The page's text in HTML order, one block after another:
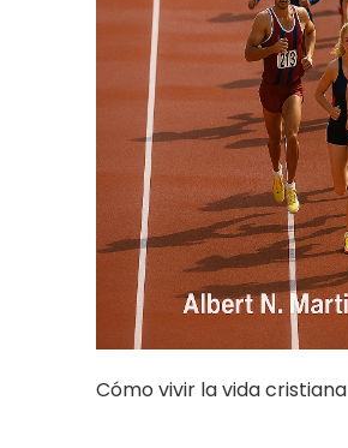
Cómo vivir la vida cristiana